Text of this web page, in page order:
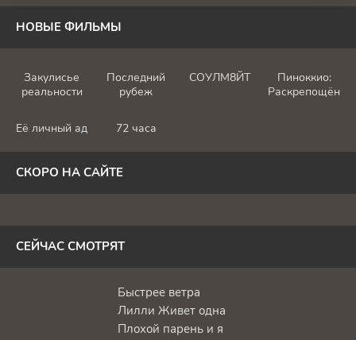
НОВЫЕ ФИЛЬМЫ
Закулисье
реальности
Последний
рубеж
СОУЛМ8ЙТ
Пиноккио:
Её личный ад 72 часа
СКОРО НА САЙТЕ
СЕЙЧАС СМОТРЯТ
Быстрее ветра
Лилли Живет одна
Плохой парень и я